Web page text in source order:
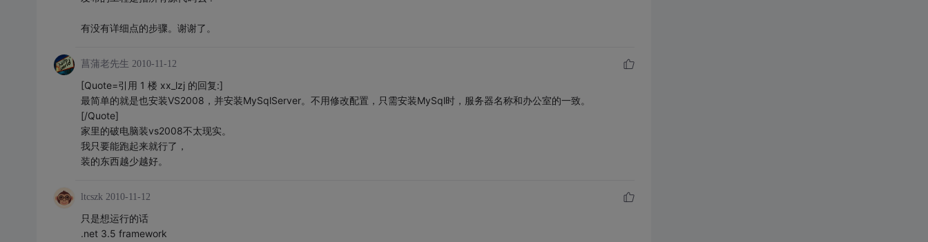
有没有详细点的步骤。谢谢了。
菖蒲老先生 2010-11-12
[Quote=引用 1 楼 xx_lzj 的回复:]
最简单的就是也安装VS2008，并安装MySqlServer。不用修改配置，只需安装MySql时，服务器名称和办公室的一致。
[/Quote]
家里的破电脑装vs2008不太现实。
我只要能跑起来就行了，
装的东西越少越好。
ltcszk 2010-11-12
只是想运行的话
.net 3.5 framework